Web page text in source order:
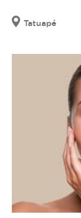
Tatuapé